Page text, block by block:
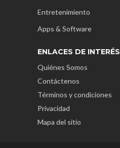
Entretenimiento
Apps & Software
ENLACES DE INTERÉS
Quiénes Somos
Contáctenos
Términos y condiciones
Privacidad
Mapa del sitio